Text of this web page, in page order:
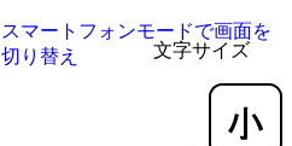
文字サイズ
スマートフォンモードで画面を
切り替え